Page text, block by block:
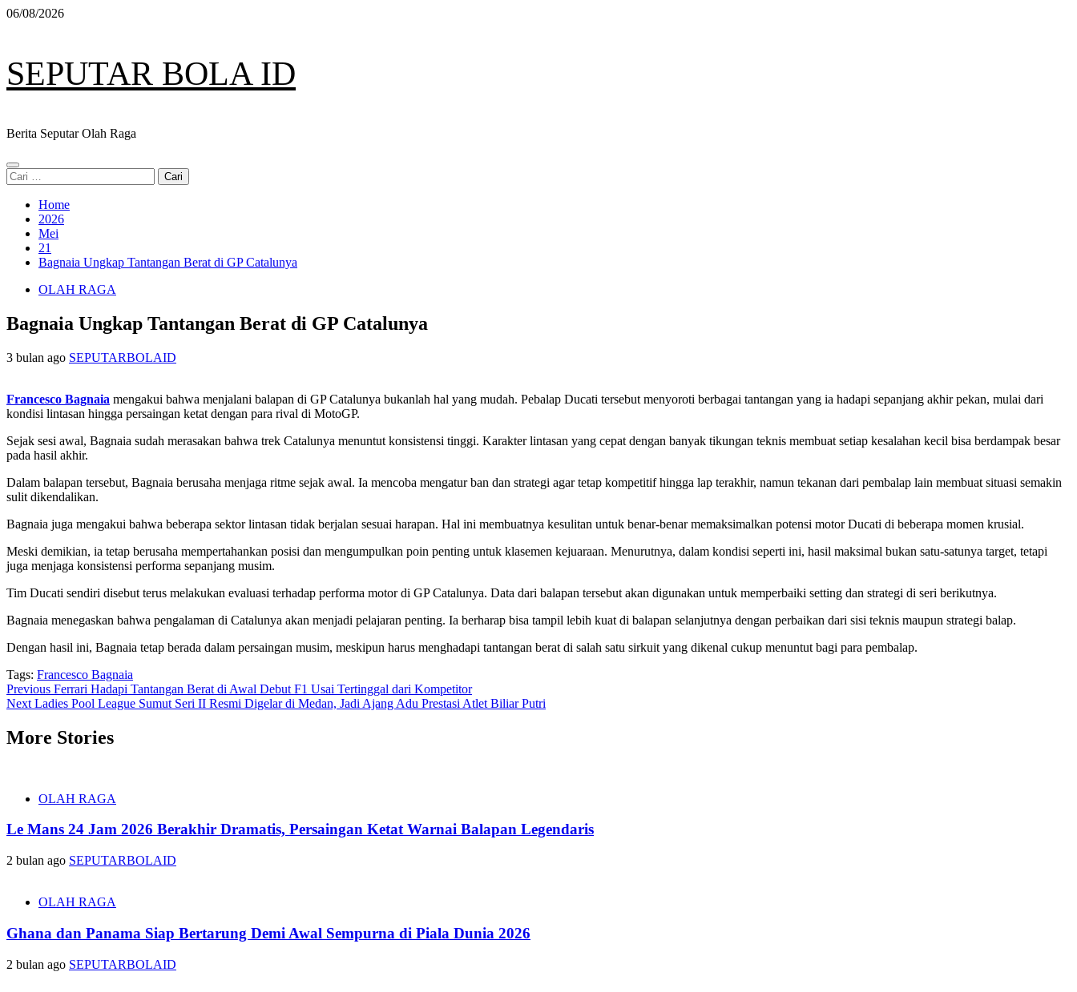
Skip
06/08/2026
SEPUTAR BOLA ID
Berita Seputar Olah Raga
Primary
Menu
Cari
untuk:
Home
2026
Mei
21
Bagnaia Ungkap Tantangan Berat di GP Catalunya
OLAH RAGA
Bagnaia Ungkap Tantangan Berat di GP Catalunya
3 bulan ago SEPUTARBOLAID
Francesco Bagnaia mengakui bahwa menjalani balapan di GP Catalunya bukanlah hal yang mudah. Pebalap Ducati tersebut menyoroti berbagai tantangan yang ia hadapi sepanjang akhir pekan, mulai dari
kondisi lintasan hingga persaingan ketat dengan para rival di MotoGP.
Sejak sesi awal, Bagnaia sudah merasakan bahwa trek Catalunya menuntut konsistensi tinggi. Karakter lintasan yang cepat dengan banyak tikungan teknis membuat setiap kesalahan kecil bisa berdampak besar
pada hasil akhir.
Dalam balapan tersebut, Bagnaia berusaha menjaga ritme sejak awal. Ia mencoba mengatur ban dan strategi agar tetap kompetitif hingga lap terakhir, namun tekanan dari pembalap lain membuat situasi semakin
sulit dikendalikan.
Bagnaia juga mengakui bahwa beberapa sektor lintasan tidak berjalan sesuai harapan. Hal ini membuatnya kesulitan untuk benar-benar memaksimalkan potensi motor Ducati di beberapa momen krusial.
Meski demikian, ia tetap berusaha mempertahankan posisi dan mengumpulkan poin penting untuk klasemen kejuaraan. Menurutnya, dalam kondisi seperti ini, hasil maksimal bukan satu-satunya target, tetapi
juga menjaga konsistensi performa sepanjang musim.
Tim Ducati sendiri disebut terus melakukan evaluasi terhadap performa motor di GP Catalunya. Data dari balapan tersebut akan digunakan untuk memperbaiki setting dan strategi di seri berikutnya.
Bagnaia menegaskan bahwa pengalaman di Catalunya akan menjadi pelajaran penting. Ia berharap bisa tampil lebih kuat di balapan selanjutnya dengan perbaikan dari sisi teknis maupun strategi balap.
Dengan hasil ini, Bagnaia tetap berada dalam persaingan musim, meskipun harus menghadapi tantangan berat di salah satu sirkuit yang dikenal cukup menuntut bagi para pembalap.
Tags: Francesco Bagnaia
Post
navigation
Previous Ferrari Hadapi Tantangan Berat di Awal Debut F1 Usai Tertinggal dari Kompetitor
Next Ladies Pool League Sumut Seri II Resmi Digelar di Medan, Jadi Ajang Adu Prestasi Atlet Biliar Putri
More Stories
OLAH RAGA
Le Mans 24 Jam 2026 Berakhir Dramatis, Persaingan Ketat Warnai Balapan Legendaris
2 bulan ago SEPUTARBOLAID
OLAH RAGA
Ghana dan Panama Siap Bertarung Demi Awal Sempurna di Piala Dunia 2026
2 bulan ago SEPUTARBOLAID